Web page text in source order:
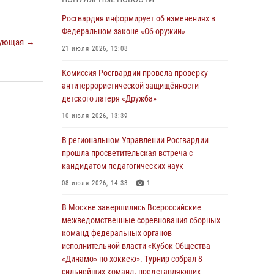
→
Генерал-полковник Юрий Аверин выступил на
смыслов»
03 августа 2026, 17:21
03 августа 2026, 14:10
Росгвардейцы принимают участие в
обеспечении общественной безопасности во
02 августа 2026, 13:28
За минувшие сутки Псковские росгвардейцы
выезжали два раза на улицу Труда
31 июля 2026, 13:53
Росгвардия информирует об изменениях в
Федеральном законе «Об оружии»
21 июля 2026, 12:08
Комиссия Росгвардии провела проверку
антитеррористической защищённости
детского лагеря «Дружба»
10 июля 2026, 13:39
В региональном Управлении Росгвардии
прошла просветительская встреча с
кандидатом педагогических наук
08 июля 2026, 14:33 1
В Москве завершились Всероссийские
межведомственные соревнования сборных
команд федеральных органов
исполнительной власти «Кубок Общества
«Динамо» по хоккею». Турнир собрал 8
сильнейших команд, представляющих